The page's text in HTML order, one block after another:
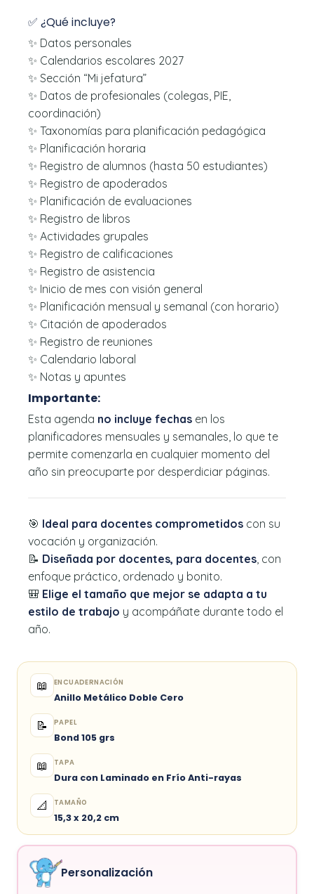
✅ ¿Qué incluye?
✨ Datos personales
✨ Calendarios escolares 2027
✨ Sección “Mi jefatura”
✨ Datos de profesionales (colegas, PIE,
coordinación)
✨ Taxonomías para planificación pedagógica
✨ Planificación horaria
✨ Registro de alumnos (hasta 50 estudiantes)
✨ Registro de apoderados
✨ Planificación de evaluaciones
✨ Registro de libros
✨ Actividades grupales
✨ Registro de calificaciones
✨ Registro de asistencia
✨ Inicio de mes con visión general
✨ Planificación mensual y semanal (con horario)
✨ Citación de apoderados
✨ Registro de reuniones
✨ Calendario laboral
✨ Notas y apuntes
Importante:
Esta agenda no incluye fechas en los
planificadores mensuales y semanales, lo que te
permite comenzarla en cualquier momento del
año sin preocuparte por desperdiciar páginas.
🎯 Ideal para docentes comprometidos con su
vocación y organización.
📝 Diseñada por docentes, para docentes, con
enfoque práctico, ordenado y bonito.
🎒 Elige el tamaño que mejor se adapta a tu
estilo de trabajo y acompáñate durante todo el
año.
📖 ENCUADERNACIÓN
Anillo Metálico Doble Cero
📝 PAPEL
Bond 105 grs
📖 TAPA
Dura con Laminado en Frío Anti-rayas
📐 TAMAÑO
15,3 x 20,2 cm
Personalización